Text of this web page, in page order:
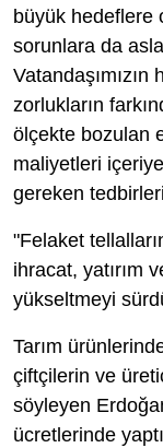
büyük hedeflere
sorunlara da
Vatandaşımızın
zorlukların
ölçekte bozulan
maliyetleri
gereken
"Felaket
ihracat, yatırım
yükseltmeyi
Tarım
çiftçilerin ve
söyleyen
ücretlerinde